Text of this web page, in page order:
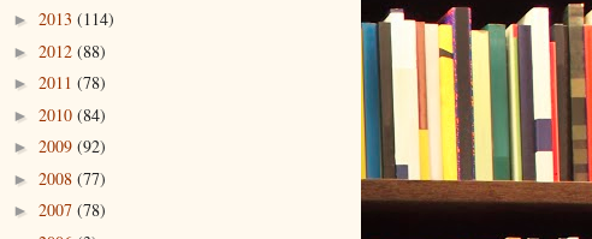
► 2013 (114)
► 2012 (88)
► 2011 (78)
► 2010 (84)
► 2009 (92)
► 2008 (77)
► 2007 (78)